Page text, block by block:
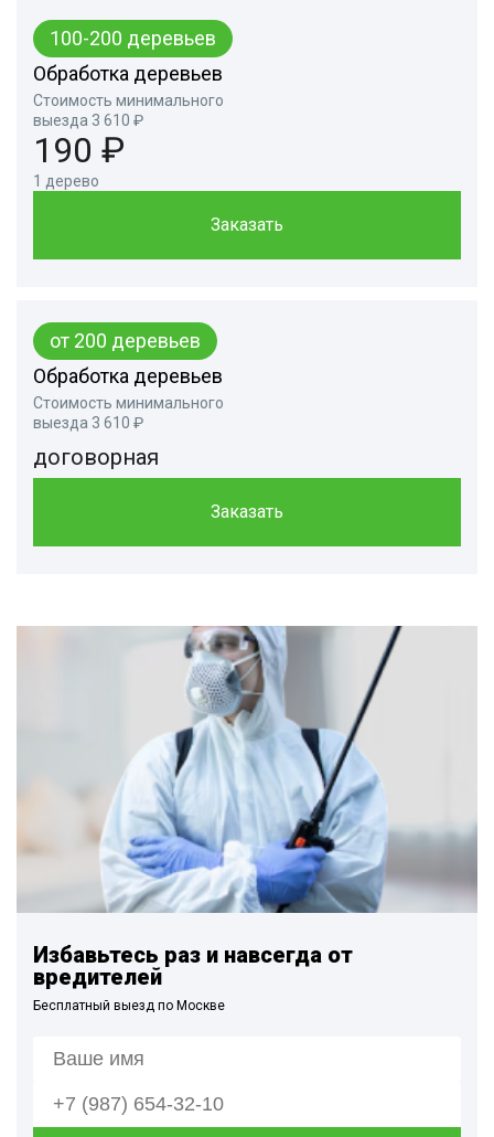
100-200 деревьев
Обработка деревьев
Стоимость минимального
выезда 3 610 ₽
190 ₽
1 дерево
Заказать
от 200 деревьев
Обработка деревьев
Стоимость минимального
выезда 3 610 ₽
договорная
Заказать
Избавьтесь раз и навсегда от
вредителей
Бесплатный выезд по Москве